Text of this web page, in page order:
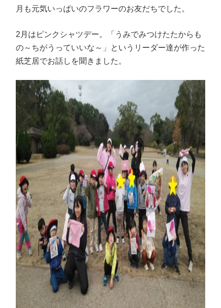
月も元気いっぱいのフラワーのお友だちでした。
2月はピンクシャツデー。「うみでみつけたたからも
の～ちがうっていいな～」というリーダー達が作った
紙芝居でお話しを聞きました。